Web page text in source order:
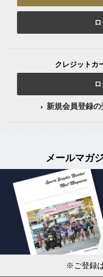
クレジットカ
新規会員登録
メールマガ
※ご登録